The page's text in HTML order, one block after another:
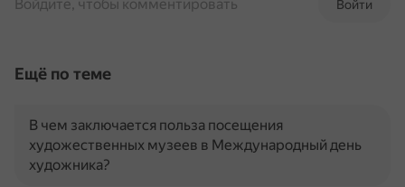
Войти
Войдите, чтобы комментировать
Ещё по теме
В чем заключается польза посещения
художественных музеев в Международный день
художника?